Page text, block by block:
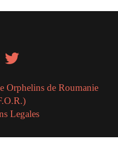
Orphelins de Roumanie
Legales